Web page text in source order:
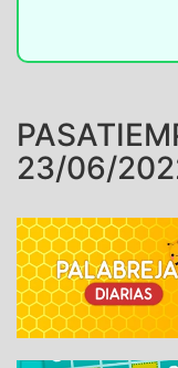
23/06/